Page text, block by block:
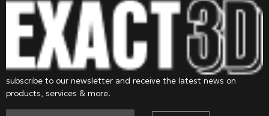
subscribe to our newsletter and receive the latest news on
products, services & more.